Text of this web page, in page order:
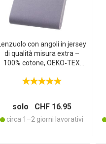
con angoli in jersey
di qualità misura extra –
100% cotone, OEKO‑TEX
pelle & traspirante – grigio –
solo CHF 16.95
circa 1–2 giorni lavorativi